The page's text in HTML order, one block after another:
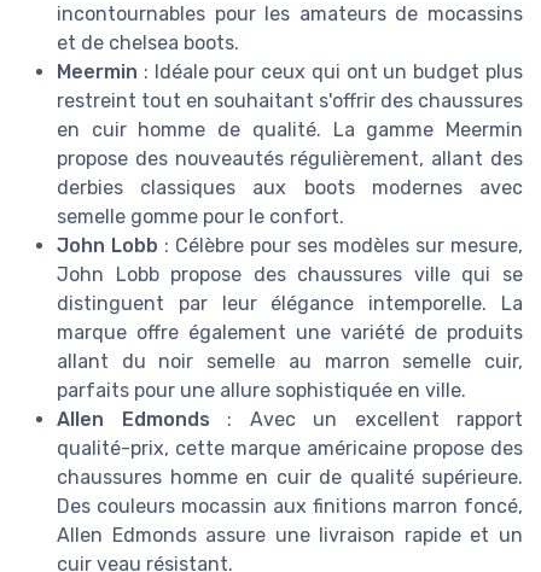
incontournables pour les amateurs de mocassins
et de chelsea boots.
Meermin : Idéale pour ceux qui ont un budget plus
restreint tout en souhaitant s'offrir des chaussures
en cuir homme de qualité. La gamme Meermin
propose des nouveautés régulièrement, allant des
derbies classiques aux boots modernes avec
semelle gomme pour le confort.
John Lobb : Célèbre pour ses modèles sur mesure,
John Lobb propose des chaussures ville qui se
distinguent par leur élégance intemporelle. La
marque offre également une variété de produits
allant du noir semelle au marron semelle cuir,
parfaits pour une allure sophistiquée en ville.
Allen Edmonds : Avec un excellent rapport
qualité-prix, cette marque américaine propose des
chaussures homme en cuir de qualité supérieure.
Des couleurs mocassin aux finitions marron foncé,
Allen Edmonds assure une livraison rapide et un
cuir veau résistant.